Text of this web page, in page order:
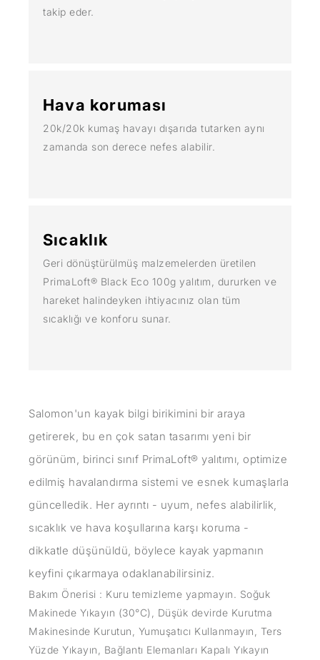
takip eder.
Hava koruması
20k/20k kumaş havayı dışarıda tutarken aynı
zamanda son derece nefes alabilir.
Sıcaklık
Geri dönüştürülmüş malzemelerden üretilen
PrimaLoft® Black Eco 100g yalıtım, dururken ve
hareket halindeyken ihtiyacınız olan tüm
sıcaklığı ve konforu sunar.
Salomon'un kayak bilgi birikimini bir araya
getirerek, bu en çok satan tasarımı yeni bir
görünüm, birinci sınıf PrimaLoft® yalıtımı, optimize
edilmiş havalandırma sistemi ve esnek kumaşlarla
güncelledik. Her ayrıntı - uyum, nefes alabilirlik,
sıcaklık ve hava koşullarına karşı koruma -
dikkatle düşünüldü, böylece kayak yapmanın
keyfini çıkarmaya odaklanabilirsiniz.
Bakım Önerisi : Kuru temizleme yapmayın. Soğuk
Makinede Yıkayın (30°C), Düşük devirde Kurutma
Makinesinde Kurutun, Yumuşatıcı Kullanmayın, Ters
Yüzde Yıkayın, Bağlantı Elemanları Kapalı Yıkayın